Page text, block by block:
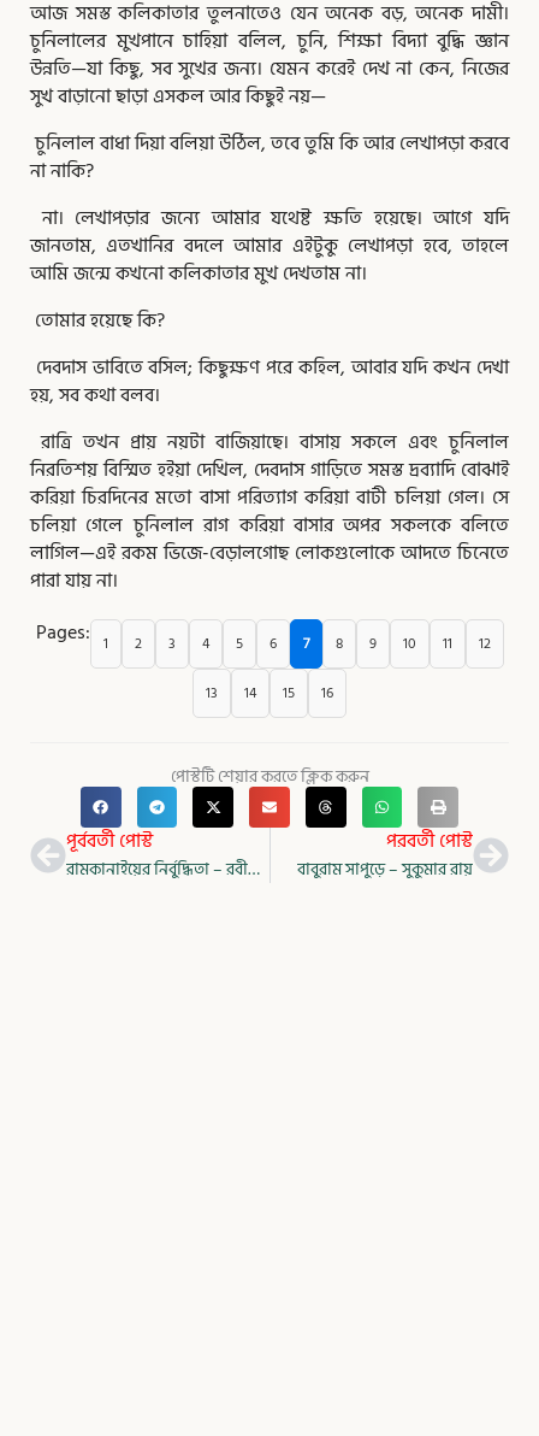
আজ সমস্ত কলিকাতার তুলনাতেও যেন অনেক বড়, অনেক দামী।
চুনিলালের মুখপানে চাহিয়া বলিল, চুনি, শিক্ষা বিদ্যা বুদ্ধি জ্ঞান
উন্নতি—যা কিছু, সব সুখের জন্য। যেমন করেই দেখ না কেন, নিজের
সুখ বাড়ানো ছাড়া এসকল আর কিছুই নয়—
চুনিলাল বাধা দিয়া বলিয়া উঠিল, তবে তুমি কি আর লেখাপড়া করবে
না নাকি?
না। লেখাপড়ার জন্যে আমার যথেষ্ট ক্ষতি হয়েছে। আগে যদি
জানতাম, এতখানির বদলে আমার এইটুকু লেখাপড়া হবে, তাহলে
আমি জন্মে কখনো কলিকাতার মুখ দেখতাম না।
তোমার হয়েছে কি?
দেবদাস ভাবিতে বসিল; কিছুক্ষণ পরে কহিল, আবার যদি কখন দেখা
হয়, সব কথা বলব।
রাত্রি তখন প্রায় নয়টা বাজিয়াছে। বাসায় সকলে এবং চুনিলাল
নিরতিশয় বিস্মিত হইয়া দেখিল, দেবদাস গাড়িতে সমস্ত দ্রব্যাদি বোঝাই
করিয়া চিরদিনের মতো বাসা পরিত্যাগ করিয়া বাটী চলিয়া গেল। সে
চলিয়া গেলে চুনিলাল রাগ করিয়া বাসার অপর সকলকে বলিতে
লাগিল—এই রকম ভিজে-বেড়ালগোছ লোকগুলোকে আদতে চিনেতে
পারা যায় না।
Pages:
1 2 3 4 5 6 7 8 9 10 11 12
13 14 15 16
পোস্টটি শেয়ার করতে ক্লিক করুন
Prevপূর্ববর্তী পোস্ট
রামকানাইয়ের নির্বুদ্ধিতা – রবীন্দ্রনাথ ঠাকুর
পরবর্তী পোস্ট
বাবুরাম সাপুড়ে – সুকুমার রায়